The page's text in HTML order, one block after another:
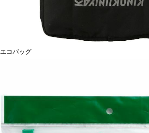
エコバッグ